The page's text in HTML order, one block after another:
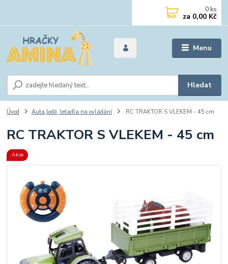
Menu
Hledat
0 ks
za 0,00 Kč
Úvod Auta,lodě, letadla na ovládání RC TRAKTOR S VLEKEM - 45 cm
RC TRAKTOR S VLEKEM - 45 cm
Akce